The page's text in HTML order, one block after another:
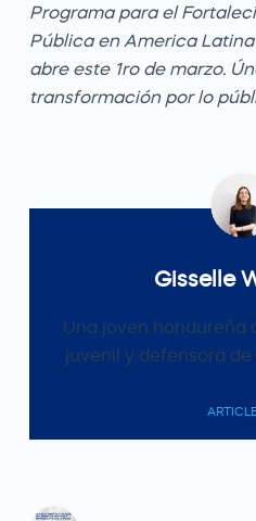
Programa para el
Pública en America
abre este 1ro de marzo.
transformación por lo
Gisselle
Una joven hondureña
juvenil y defensora